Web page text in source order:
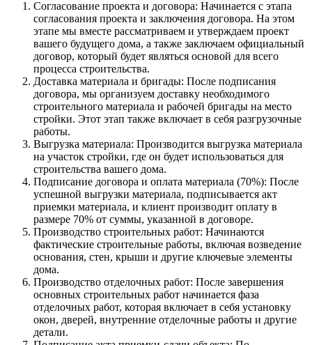
Согласование проекта и договора: Начинается с этапа
согласования проекта и заключения договора. На этом
этапе мы вместе рассматриваем и утверждаем проект
вашего будущего дома, а также заключаем официальный
договор, который будет являться основой для всего
процесса строительства.
Доставка материала и бригады: После подписания
договора, мы организуем доставку необходимого
строительного материала и рабочей бригады на место
стройки. Этот этап также включает в себя разгрузочные
работы.
Выгрузка материала: Производится выгрузка материала
на участок стройки, где он будет использоваться для
строительства вашего дома.
Подписание договора и оплата материала (70%): После
успешной выгрузки материала, подписывается акт
приемки материала, и клиент производит оплату в
размере 70% от суммы, указанной в договоре.
Производство строительных работ: Начинаются
фактические строительные работы, включая возведение
основания, стен, крыши и другие ключевые элементы
дома.
Производство отделочных работ: После завершения
основных строительных работ начинается фаза
отделочных работ, которая включает в себя установку
окон, дверей, внутренние отделочные работы и другие
детали.